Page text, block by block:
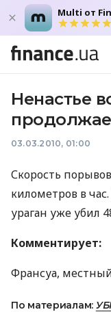
Multi от
Ненастье
03.03.2010, 01:00
Скорость
километров в
ураган уже убил
Комментирует:
Франсуа,
По материалам: